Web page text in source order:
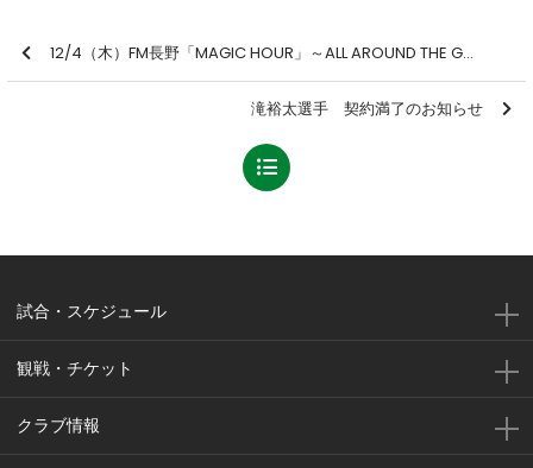
12/4（木）FM長野「MAGIC HOUR」～ALL AROUND THE GANS～
滝裕太選手 契約満了のお知らせ
試合・スケジュール
観戦・チケット
クラブ情報